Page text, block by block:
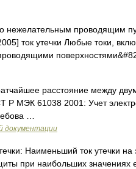
нежелательным проводящим
ток утечки Любые токи,
расстояние между
Р МЭК 61038 2001: Учет
…
документации
Наименьший ток утечки
при наибольших значениях